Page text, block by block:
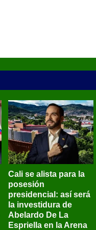
Cali se alista para la
posesión
presidencial: así será
la investidura de
Abelardo De La
Espriella en la Arena